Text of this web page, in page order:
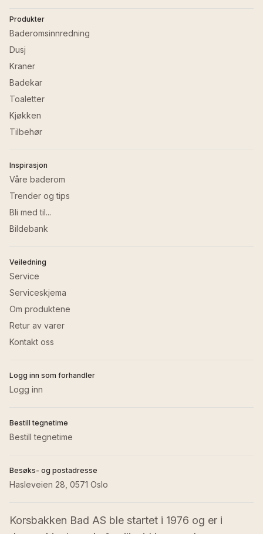
Produkter
Baderomsinnredning
Dusj
Kraner
Badekar
Toaletter
Kjøkken
Tilbehør
Inspirasjon
Våre baderom
Trender og tips
Bli med til...
Bildebank
Veiledning
Service
Serviceskjema
Om produktene
Retur av varer
Kontakt oss
Logg inn som forhandler
Logg inn
Bestill tegnetime
Bestill tegnetime
Besøks- og postadresse
Hasleveien 28, 0571 Oslo
Korsbakken Bad AS ble startet i 1976 og er i